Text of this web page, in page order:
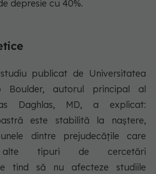
depresie cu 40%.
publicat de Universitatea
Boulder, autorul principal al
Daghlas, MD, a explicat:
este stabilită la naștere,
dintre prejudecățile care
alte tipuri de cercetări
tind să nu afecteze studiile